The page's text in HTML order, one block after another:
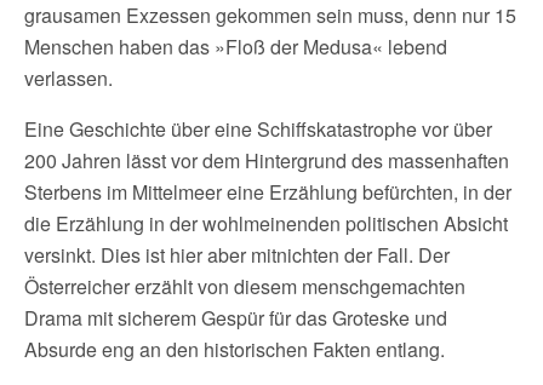
grausamen Exzessen gekommen sein muss, denn nur 15
Menschen haben das »Floß der Medusa« lebend
verlassen.
Eine Geschichte über eine Schiffskatastrophe vor über
200 Jahren lässt vor dem Hintergrund des massenhaften
Sterbens im Mittelmeer eine Erzählung befürchten, in der
die Erzählung in der wohlmeinenden politischen Absicht
versinkt. Dies ist hier aber mitnichten der Fall. Der
Österreicher erzählt von diesem menschgemachten
Drama mit sicherem Gespür für das Groteske und
Absurde eng an den historischen Fakten entlang.